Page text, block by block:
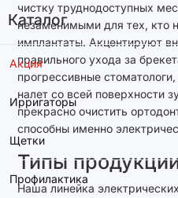
Каталог
Акция
Ирригаторы
Щетки
Профилактика
чистку труднодоступных
незаменимыми для тех, кто
имплантаты. Акцентируют
правильного ухода за
прогрессивные
налет со всей поверхности
прекрасно очистить
способны именно
Типы
Наша линейка